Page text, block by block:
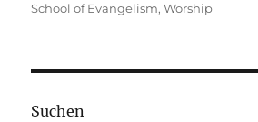
School of Evangelism,Worship
Suchen